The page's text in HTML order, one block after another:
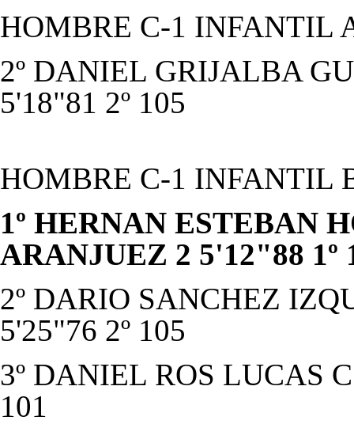
HOMBRE C-1 INFANTIL
2º DANIEL GRIJALBA
5'18"81 2º 105
HOMBRE C-1 INFANTIL
1º HERNAN ESTEBAN
ARANJUEZ 2 5'12"88 1º
2º DARIO SANCHEZ
5'25"76 2º 105
3º DANIEL ROS LUCAS
101